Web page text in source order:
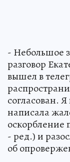
- Небольшое
разговор
вышел в
согласован.
написала
оскорбление
- ред.) и
об